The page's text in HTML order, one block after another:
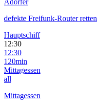
defekte Freifunk-Router retten
Hauptschiff
12:30
12:30
120min
Mittagessen
all
Mittagessen